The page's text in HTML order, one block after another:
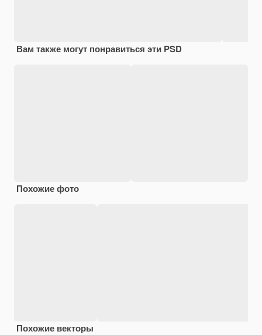
Вам также могут понравиться эти PSD
Похожие фото
Похожие векторы